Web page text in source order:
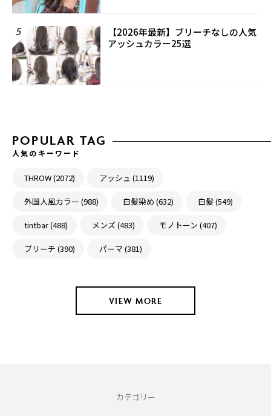
5
【2026年最新】ブリーチなしの人気
アッシュカラー25選
POPULAR TAG
人気のキーワード
THROW (2072) アッシュ (1119)
外国人風カラー (988) 白髪染め (632) 白髪 (549)
tintbar (488) メンズ (483) モノトーン (407)
ブリーチ (390) パーマ (381)
VIEW MORE
カテゴリー